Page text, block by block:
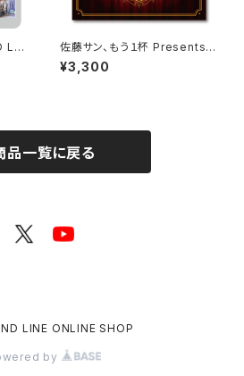
LIN
行
念
佐藤サン、もう１杯 Presents
朗読CD SOLO Vol.1
¥3,300
品一覧に戻る
LINE ONLINE SHOP
by